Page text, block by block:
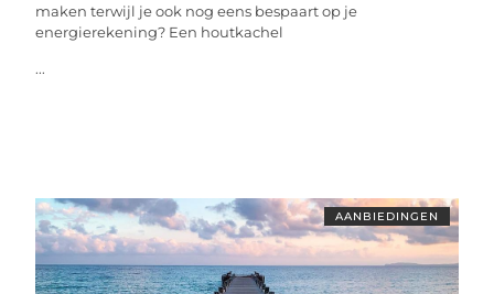
maken terwijl je ook nog eens bespaart op je
energierekening? Een houtkachel
...
AANBIEDINGEN